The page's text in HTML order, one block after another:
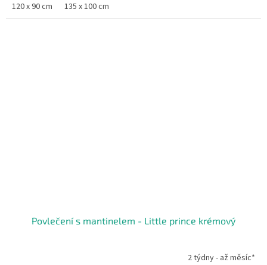
120 x 90 cm 135 x 100 cm
Povlečení s mantinelem - Little prince krémový
2 týdny - až měsíc*